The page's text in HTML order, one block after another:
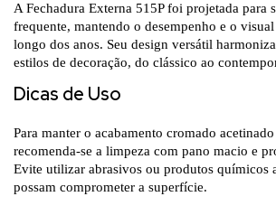
A Fechadura Externa 515P foi projetada para
frequente, mantendo o desempenho e o
longo dos anos. Seu design versátil
estilos de decoração, do clássico ao
Dicas de Uso
Para manter o acabamento cromado
recomenda-se a limpeza com pano macio e
Evite utilizar abrasivos ou produtos químicos
possam comprometer a superfície.